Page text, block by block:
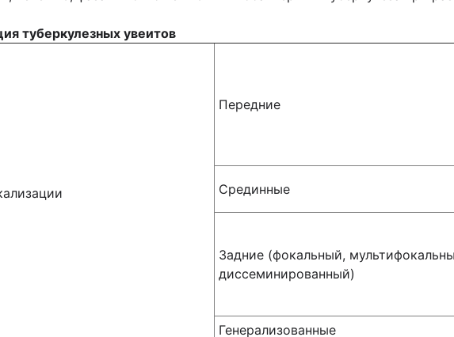
туберкулезных увеитов
Передние
Срединные
Задние (фокальный,
диссеминированный)
Генерализованные